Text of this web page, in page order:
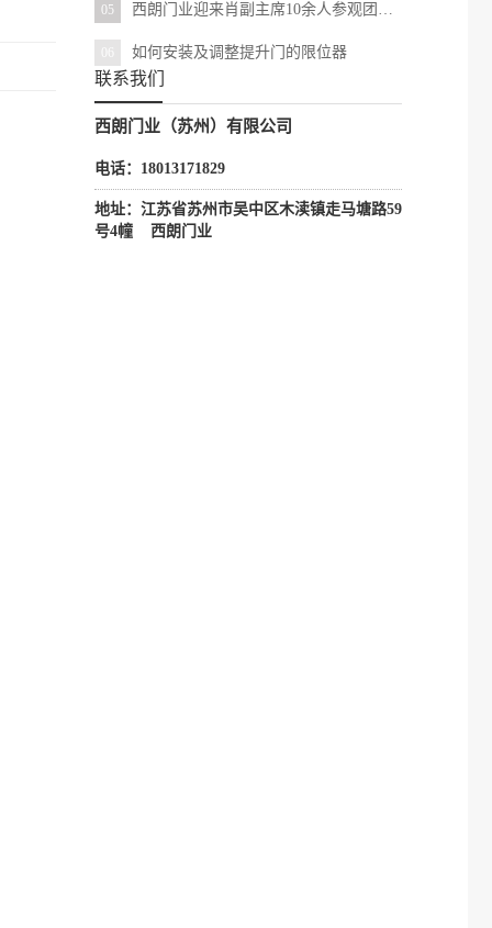
05 西朗门业迎来肖副主席10余人参观团，品牌化发展获高度评价
如何安装及调整提升门的限位器
联系我们
西朗门业（苏州）有限公司
电话：18013171829
地址：江苏省苏州市吴中区木渎镇走马塘路59
号4幢 西朗门业